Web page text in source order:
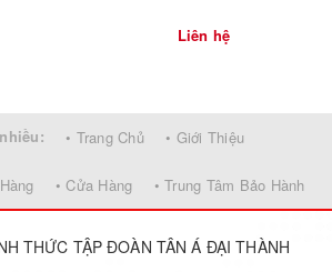
Liên hệ
• Trang Chủ • Giới Thiệu
• Cửa Hàng • Trung Tâm Bảo Hành
THỨC TẬP ĐOÀN TÂN Á ĐẠI THÀNH